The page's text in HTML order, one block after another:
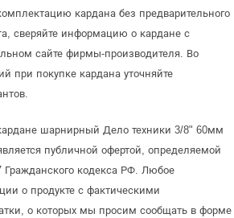
кардана без предварительного
сверяйте информацию о кардане с
сайте фирмы-производителя. Во
при покупке кардана уточняйте
шарнирный Дело техники 3/8" 60мм
публичной офертой, определяемой
кодекса РФ. Любое
о продукте с фактическими
о которых мы просим сообщать в форме